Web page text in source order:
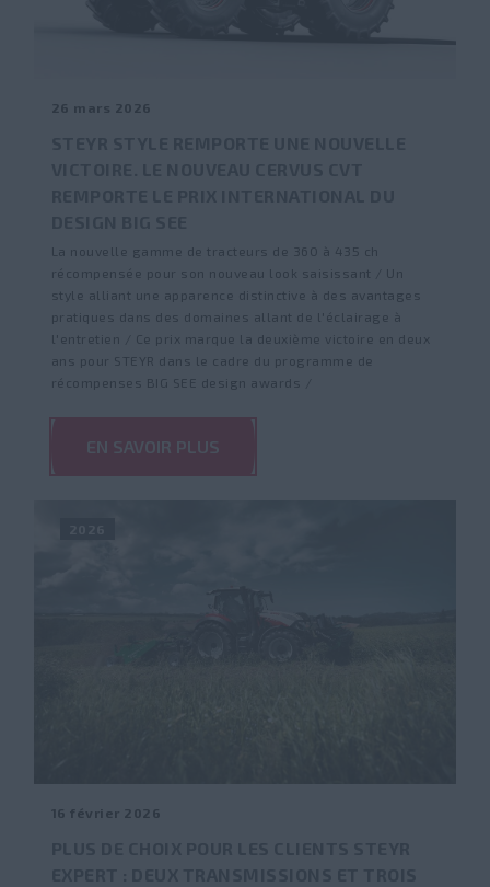
26 mars 2026
La nouvelle gamme de tracteurs de 360 à 435 ch
récompensée pour son nouveau look saisissant / Un
style alliant une apparence distinctive à des avantages
pratiques dans des domaines allant de l'éclairage à
l'entretien / Ce prix marque la deuxième victoire en deux
ans pour STEYR dans le cadre du programme de
récompenses BIG SEE design awards /
EN SAVOIR PLUS
16 février 2026